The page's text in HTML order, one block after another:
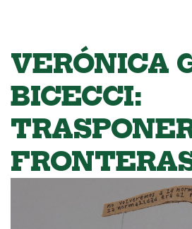
VERÓNICA
BICECCI: